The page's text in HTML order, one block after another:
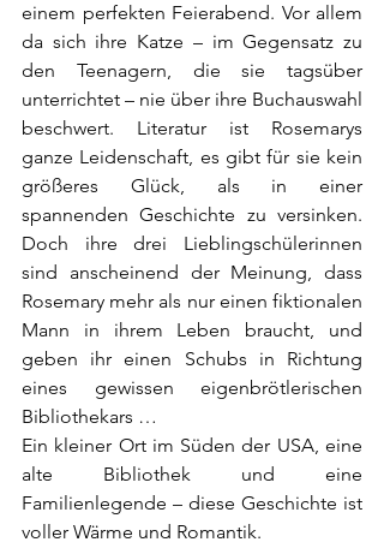
einem perfekten Feierabend. Vor allem
da sich ihre Katze – im Gegensatz zu
den Teenagern, die sie tagsüber
unterrichtet – nie über ihre Buchauswahl
beschwert. Literatur ist Rosemarys
ganze Leidenschaft, es gibt für sie kein
größeres Glück, als in einer
spannenden Geschichte zu versinken.
Doch ihre drei Lieblingschülerinnen
sind anscheinend der Meinung, dass
Rosemary mehr als nur einen fiktionalen
Mann in ihrem Leben braucht, und
geben ihr einen Schubs in Richtung
eines gewissen eigenbrötlerischen
Bibliothekars …
Ein kleiner Ort im Süden der USA, eine
alte Bibliothek und eine
Familienlegende – diese Geschichte ist
voller Wärme und Romantik.